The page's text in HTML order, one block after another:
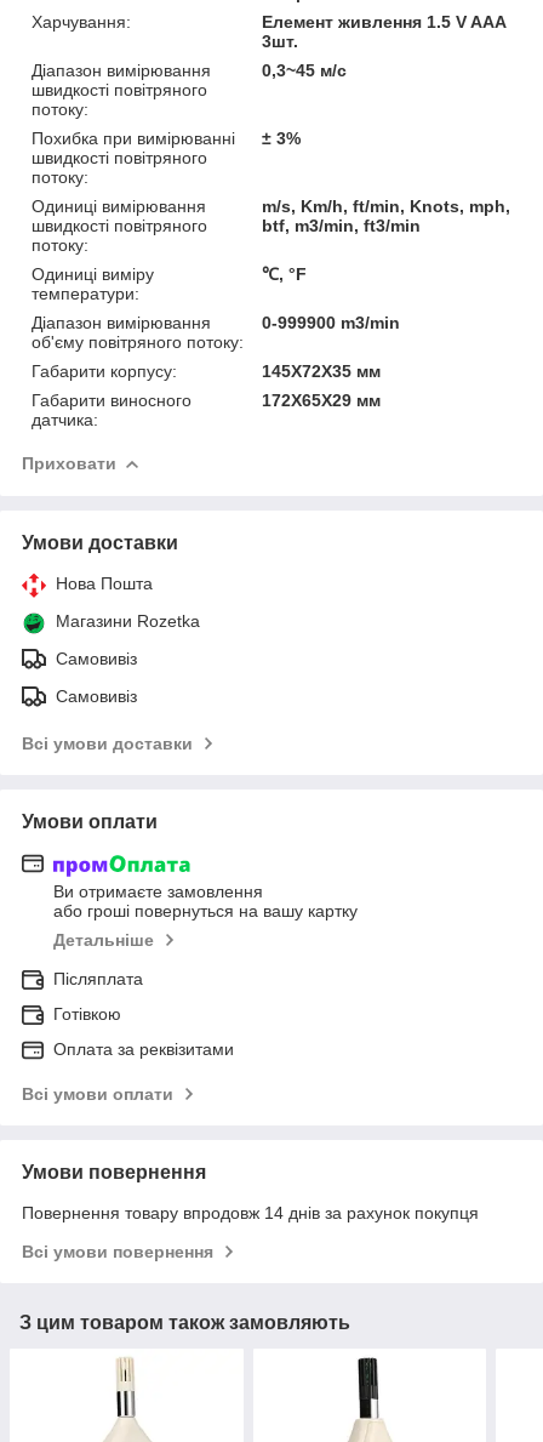
Харчування:
Елемент живлення 1.5 V AAA
3шт.
Діапазон вимірювання
швидкості повітряного
потоку:
0,3~45 м/с
Похибка при вимірюванні
швидкості повітряного
потоку:
± 3%
Одиниці вимірювання
швидкості повітряного
потоку:
m/s, Km/h, ft/min, Knots, mph,
btf, m3/min, ft3/min
Одиниці виміру
температури:
℃, °F
Діапазон вимірювання
об'єму повітряного потоку:
0-999900 m3/min
Габарити корпусу:
145X72X35 мм
Габарити виносного
датчика:
172X65X29 мм
Приховати
Умови доставки
Нова Пошта
Магазини Rozetka
Самовивіз
Самовивіз
Всі умови доставки
Умови оплати
Ви отримаєте замовлення
або гроші повернуться на вашу картку
Детальніше
Післяплата
Готівкою
Оплата за реквізитами
Всі умови оплати
Умови повернення
Повернення товару впродовж 14 днів за рахунок покупця
Всі умови повернення
З цим товаром також замовляють